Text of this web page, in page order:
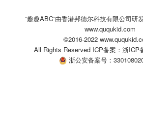
“趣趣ABC”由香港邦德尔科技有限公司研
www.ququkid.com
©2016-2022
All Rights Reserved ICP备案：浙ICP
浙公安备案号：